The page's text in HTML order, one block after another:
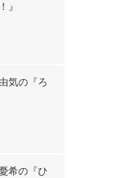
』
気の『ろ
希の『ひ